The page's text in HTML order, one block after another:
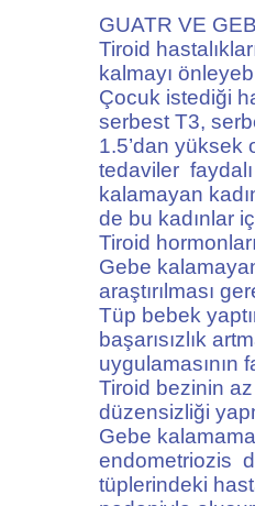
GUATR VE
Tiroid
kalmayı
Çocuk istediği
serbest T3,
1.5’dan yüksek
tedaviler
kalamayan
de bu kadınlar
Tiroid
Gebe
araştırılması
Tüp bebek
başarısızlık
uygulamasının
Tiroid bezinin az
düzensizliği
Gebe
endometriozis
tüplerindeki